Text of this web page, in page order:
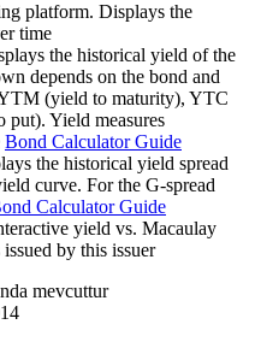
platform. Displays the
time
the historical yield of the
depends on the bond and
(yield to maturity), YTC
Yield measures
Bond Calculator Guide
the historical yield spread
curve. For the G-spread
Calculator Guide
yield vs. Macaulay
by this issuer
mevcuttur